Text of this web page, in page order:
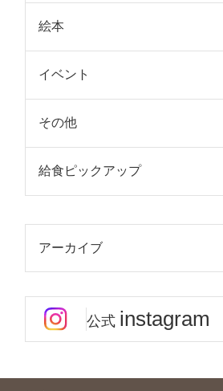
絵本
イベント
その他
給食ピックアップ
アーカイブ
公式 instagram